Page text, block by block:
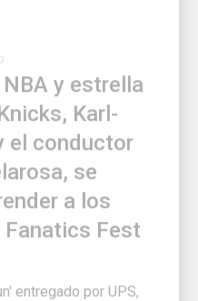
y estrella
Karl-
conductor
se
a los
Fest
entregado por UPS,